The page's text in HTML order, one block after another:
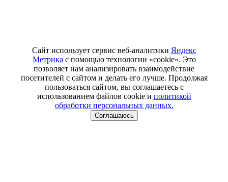
Сайт использует сервис веб-аналитики Яндекс
Метрика с помощью технологии «cookie». Это
позволяет нам анализировать взаимодействие
посетителей с сайтом и делать его лучше. Продолжая
пользоваться сайтом, вы соглашаетесь с
использованием файлов cookie и политикой
обработки персональных данных.
Соглашаюсь